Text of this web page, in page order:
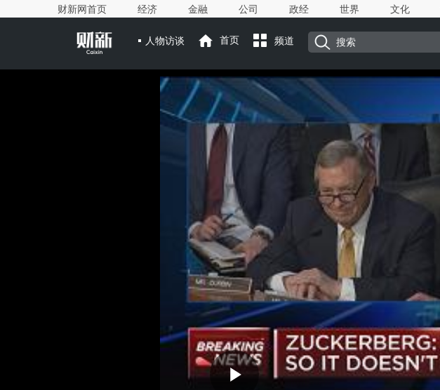
财新网首页 经济 金融 公司 政经 世界 文化
人物访谈 首页 频道